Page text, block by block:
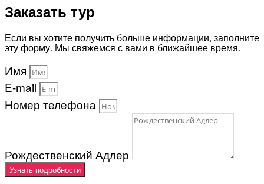
Заказать тур
Если вы хотите получить больше информации, заполните
эту форму. Мы свяжемся с вами в ближайшее время.
Имя
E-mail
Номер телефона
Рождественский Адлер
Узнать подробности